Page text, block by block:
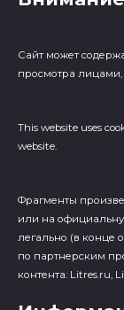
Сайт может
просмотра лицами,
This website uses
website.
Фрагменты
или на
легально (в конце
по партнерским
контента: Litres.ru,